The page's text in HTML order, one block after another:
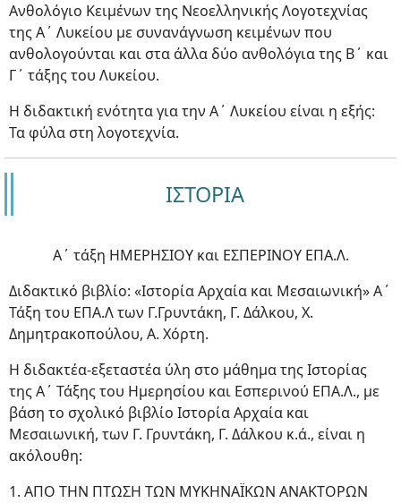
Ανθολόγιο Κειμένων της Νεοελληνικής Λογοτεχνίας
της Α΄ Λυκείου με συνανάγνωση κειμένων που
ανθολογούνται και στα άλλα δύο ανθολόγια της Β΄ και
Γ΄ τάξης του Λυκείου.
Η διδακτική ενότητα για την Α΄ Λυκείου είναι η εξής:
Τα φύλα στη λογοτεχνία.
ΙΣΤΟΡΙΑ
Α΄ τάξη ΗΜΕΡΗΣΙΟΥ και ΕΣΠΕΡΙΝΟΥ ΕΠΑ.Λ.
Διδακτικό βιβλίο: «Ιστορία Αρχαία και Μεσαιωνική» Α΄
Τάξη του ΕΠΑ.Λ των Γ.Γρυντάκη, Γ. Δάλκου, Χ.
Δημητρακοπούλου, Α. Χόρτη.
Η διδακτέα-εξεταστέα ύλη στο μάθημα της Ιστορίας
της Α΄ Τάξης του Ημερησίου και Εσπερινού ΕΠΑ.Λ., με
βάση το σχολικό βιβλίο Ιστορία Αρχαία και
Μεσαιωνική, των Γ. Γρυντάκη, Γ. Δάλκου κ.ά., είναι η
ακόλουθη:
1. ΑΠΟ ΤΗΝ ΠΤΩΣΗ ΤΩΝ ΜΥΚΗΝΑΪΚΩΝ ΑΝΑΚΤΟΡΩΝ